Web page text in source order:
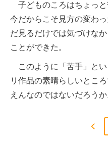
子どものころはちょっと
今だからこそ見方の変わ
だ見るだけでは気づけな
ことができた。
このように「苦手」と
リ作品の素晴らしいとこ
えんなのではないだろうか